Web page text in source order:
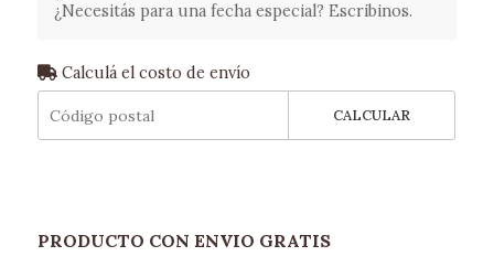
¿Necesitás para una fecha especial? Escribinos.
Calculá el costo de envío
CALCULAR
PRODUCTO CON ENVIO GRATIS